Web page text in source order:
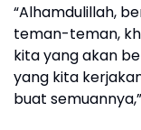
“Alhamdulillah,
teman-teman,
kita yang akan
yang kita
buat